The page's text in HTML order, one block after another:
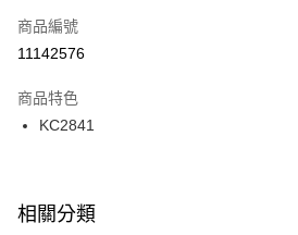
【「AFTEE先享後付」結帳流程】
１．於結帳方式選擇「AFTEE先享後付」後，
２．訂單成立數日內，您將收到繳費通知簡訊。
３．收到繳費通知簡訊後14天內，點擊此簡訊
ATM／網路銀行／等多元方式進行付款，方視為
※ 交易是否成功請以「AFTEE先享後付 」之結
是否繳費成功／繳費後需取消欲退款等相關疑
宅配
每筆NT$100，滿NT$1,500(含以上)免運費
付款後門市自取
每筆NT$100，滿NT$1,500(含以上)免運費
商品編號
11142576
商品特色
KC2841
相關分類